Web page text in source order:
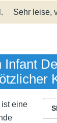
Sehr leise,
Infant
eine